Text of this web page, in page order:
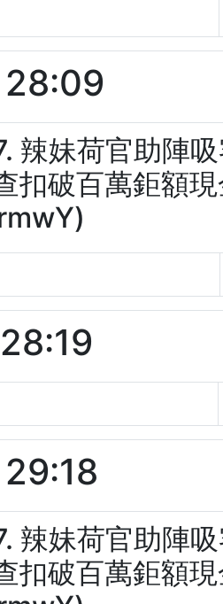
辣妹荷官助陣
扣破百萬鉅額
辣妹荷官助陣
扣破百萬鉅額